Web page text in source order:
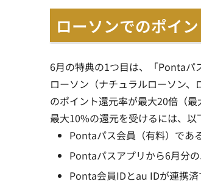
ローソンでのポイ
6月の特典の1つ目は、「Pontaパ
ローソン（ナチュラルローソン
のポイント還元率が最大20倍（最
最大10%の還元を受けるには、以
Pontaパス会員（有料）であ
Pontaパスアプリから6月分
Ponta会員IDとau IDが連携済